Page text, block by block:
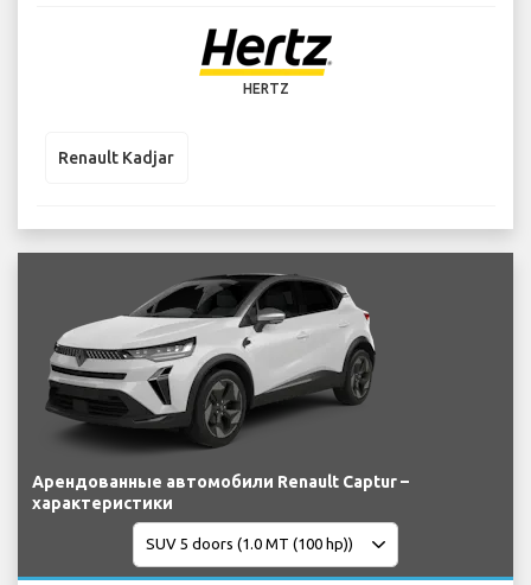
HERTZ
Renault Kadjar
Арендованные автомобили Renault Captur –
характеристики